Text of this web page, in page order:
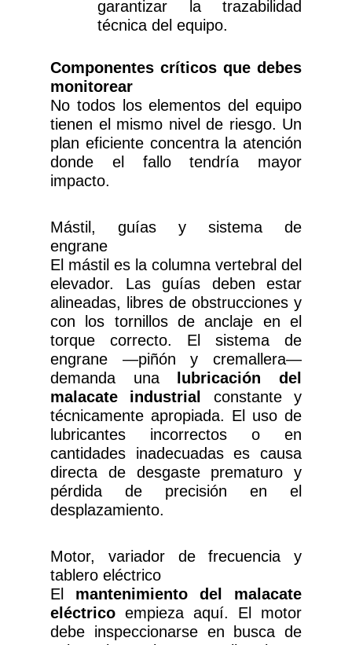
garantizar la trazabilidad
técnica del equipo.
Componentes críticos que debes
monitorear
No todos los elementos del equipo
tienen el mismo nivel de riesgo. Un
plan eficiente concentra la atención
donde el fallo tendría mayor
impacto.
Mástil, guías y sistema de
engrane
El mástil es la columna vertebral del
elevador. Las guías deben estar
alineadas, libres de obstrucciones y
con los tornillos de anclaje en el
torque correcto. El sistema de
engrane —piñón y cremallera—
demanda una
lubricación del
malacate industrial
constante y
técnicamente apropiada. El uso de
lubricantes incorrectos o en
cantidades inadecuadas es causa
directa de desgaste prematuro y
pérdida de precisión en el
desplazamiento.
Motor, variador de frecuencia y
tablero eléctrico
El mantenimiento del malacate
eléctrico empieza aquí. El motor
debe inspeccionarse en busca de